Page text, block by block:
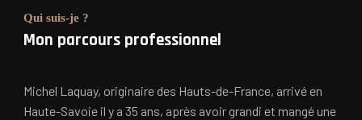
Qui suis-je ?
Mon parcours professionnel
Michel Laquay, originaire des Hauts-de-France, arrivé en
Haute-Savoie il y a 35 ans, après avoir grandi et mangé une